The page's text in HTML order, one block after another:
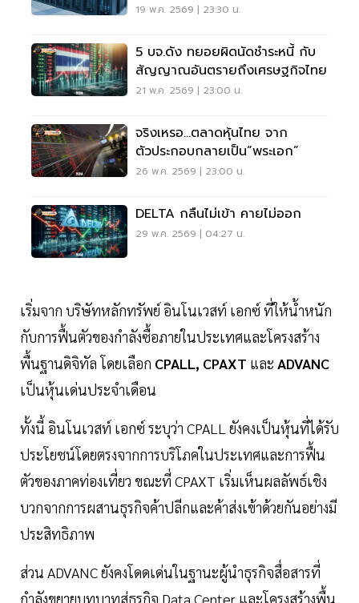
19 พ.ค. 2569 | 23:30 น.
5 บจ.ดัง ทยอยผิดนัดชำระหนี้ กับ
สัญญาณอันตรายถึงเศรษฐกิจไทย
21 พ.ค. 2569 | 23:00 น.
จริงเหรอ...ตลาดหุ้นไทย จาก
ตัวประกอบกลายเป็น“พระเอก”
26 พ.ค. 2569 | 23:00 น.
DELTA กลืนไม่เข้า คายไม่ออก
29 พ.ค. 2569 | 04:27 น.
เริ่มจาก บริษัทหลักทรัพย์ อินโนเวสท์ เอกซ์ ที่ให้น้ำหนัก
กับการฟื้นตัวของกำลังซื้อภายในประเทศและโครงสร้าง
พื้นฐานดิจิทัล โดยเลือก CPALL, CPAXT และ ADVANC
เป็นหุ้นเด่นประจำเดือน
ทั้งนี้ อินโนเวสท์ เอกซ์ ระบุว่า CPALL ยังคงเป็นหุ้นที่ได้รับ
ประโยชน์โดยตรงจากการบริโภคในประเทศและการฟื้น
ตัวของภาคท่องเที่ยว ขณะที่ CPAXT เริ่มเห็นผลลัพธ์เชิง
บวกจากการผสานธุรกิจค้าปลีกและค้าส่งเข้าด้วยกันอย่างมี
ประสิทธิภาพ
ส่วน ADVANC ยังคงโดดเด่นในฐานะผู้นำธุรกิจสื่อสารที่
กำลังขยายบทบาทสู่ธุรกิจ Data Center และโครงสร้างพื้น